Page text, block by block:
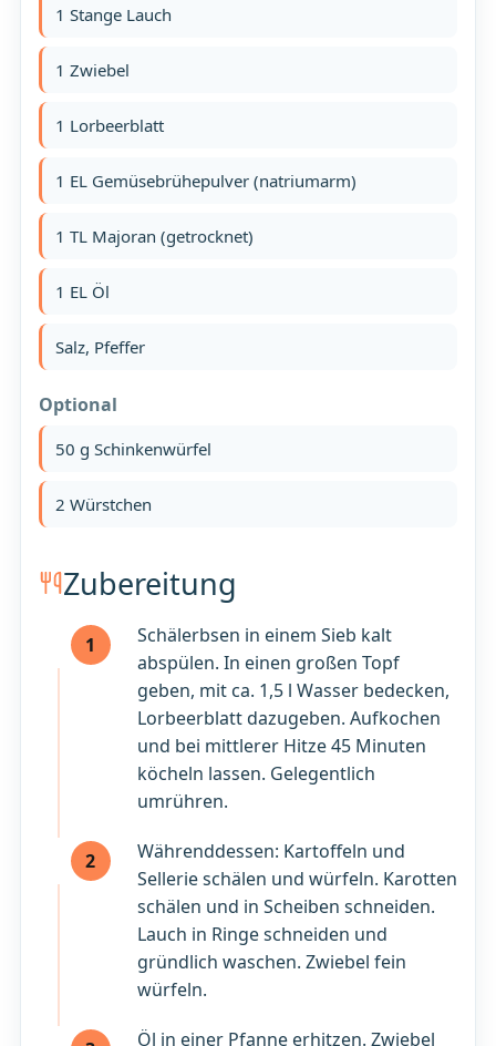
1 Stange Lauch
1 Zwiebel
1 Lorbeerblatt
1 EL Gemüsebrühepulver (natriumarm)
1 TL Majoran (getrocknet)
1 EL Öl
Salz, Pfeffer
Optional
50 g Schinkenwürfel
2 Würstchen
Zubereitung
1
Schälerbsen in einem Sieb kalt
abspülen. In einen großen Topf
geben, mit ca. 1,5 l Wasser bedecken,
Lorbeerblatt dazugeben. Aufkochen
und bei mittlerer Hitze 45 Minuten
köcheln lassen. Gelegentlich
umrühren.
2
Währenddessen: Kartoffeln und
Sellerie schälen und würfeln. Karotten
schälen und in Scheiben schneiden.
Lauch in Ringe schneiden und
gründlich waschen. Zwiebel fein
würfeln.
Öl in einer Pfanne erhitzen. Zwiebel